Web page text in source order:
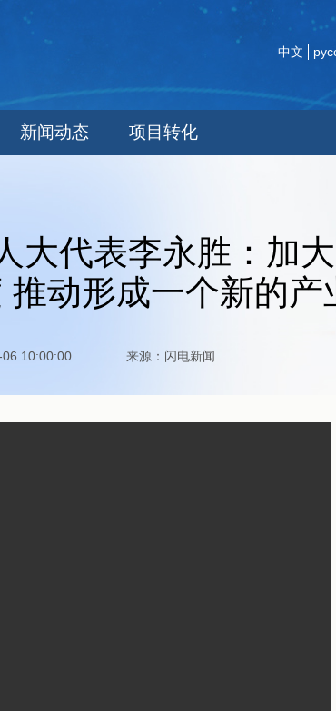
中文
新闻动态 项目转化
大代表李永胜：加
推动形成一个新的产
06 10:00:00 来源：闪电新闻